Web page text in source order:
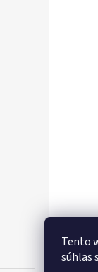
Tento
súhlas